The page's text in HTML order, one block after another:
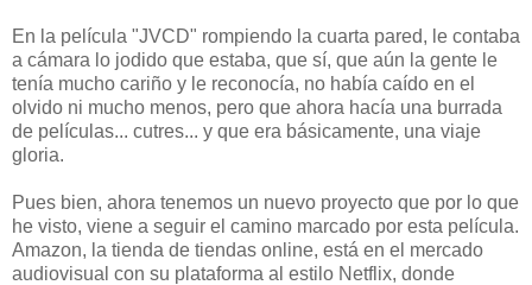
En la película "JVCD" rompiendo la cuarta pared, le contaba
a cámara lo jodido que estaba, que sí, que aún la gente le
tenía mucho cariño y le reconocía, no había caído en el
olvido ni mucho menos, pero que ahora hacía una burrada
de películas... cutres... y que era básicamente, una viaje
gloria.
Pues bien, ahora tenemos un nuevo proyecto que por lo que
he visto, viene a seguir el camino marcado por esta película.
Amazon, la tienda de tiendas online, está en el mercado
audiovisual con su plataforma al estilo Netflix, donde